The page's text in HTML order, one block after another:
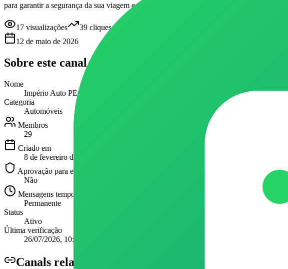
para garantir a segurança da sua viagem e a durabilidade do seu motor. ​📍 Endereço:
17 visualizações 39 cliques
12 de maio de 2026
Sobre este canal
Nome
Império Auto PEÇAS 👨‍🔧🚙
Categoria
Automóveis
Membros
29
Criado em
8 de fevereiro de 2024
Aprovação para entrar
Não
Mensagens temporárias
Permanente
Status
Ativo
Última verificação
26/07/2026, 10:47
Canals relacionados